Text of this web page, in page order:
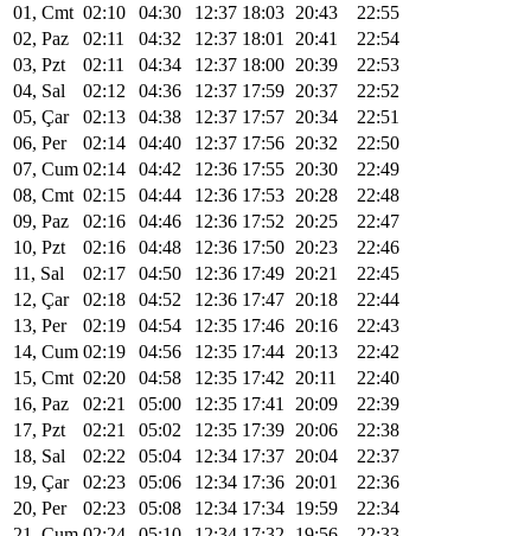
01, Cmt 02:10 04:30 12:37 18:03 20:43
22:55
02, Paz
02:11 04:32 12:37 18:01 20:41
22:54
03, Pzt
02:11 04:34 12:37 18:00 20:39
22:53
04, Sal
02:12 04:36 12:37 17:59 20:37
22:52
05, Çar
02:13 04:38 12:37 17:57 20:34
22:51
06, Per
02:14 04:40 12:37 17:56 20:32
22:50
07, Cum 02:14 04:42 12:36 17:55 20:30
22:49
08, Cmt 02:15 04:44 12:36 17:53 20:28
22:48
09, Paz
02:16 04:46 12:36 17:52 20:25
22:47
10, Pzt
02:16 04:48 12:36 17:50 20:23
22:46
11, Sal
02:17 04:50 12:36 17:49 20:21
22:45
12, Çar
02:18 04:52 12:36 17:47 20:18
22:44
13, Per
02:19 04:54 12:35 17:46 20:16
22:43
14, Cum 02:19 04:56 12:35 17:44 20:13
22:42
15, Cmt 02:20 04:58 12:35 17:42 20:11
22:40
16, Paz
02:21 05:00 12:35 17:41 20:09
22:39
17, Pzt
02:21 05:02 12:35 17:39 20:06
22:38
18, Sal
02:22 05:04 12:34 17:37 20:04
22:37
19, Çar
02:23 05:06 12:34 17:36 20:01
22:36
20, Per
02:23 05:08 12:34 17:34 19:59
22:34